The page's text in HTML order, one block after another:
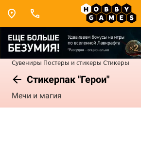
Сувениры Постеры и стикеры Стикеры
Стикерпак "Герои"
Мечи и магия